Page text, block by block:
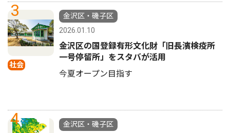
3
社会
金沢区・磯子区
2026.01.10
金沢区の国登録有形文化財「旧長濱検疫所
一号停留所」をスタバが活用
今夏オープン目指す
4
金沢区・磯子区